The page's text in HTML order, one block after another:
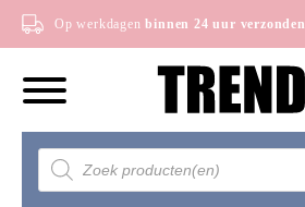
Op werkdagen binnen 24 uur verzonden
Producten
zoeken